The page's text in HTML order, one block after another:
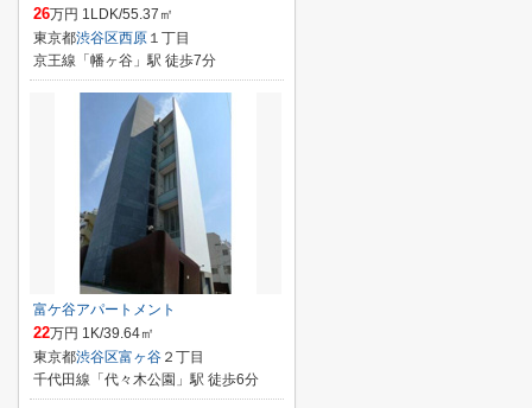
26万円 1LDK/55.37㎡
東京都渋谷区西原 １丁目
京王線「幡ヶ谷」駅 徒歩7分
富ケ谷アパートメント
22万円 1K/39.64㎡
東京都渋谷区富ヶ谷 ２丁目
千代田線「代々木公園」駅 徒歩6分